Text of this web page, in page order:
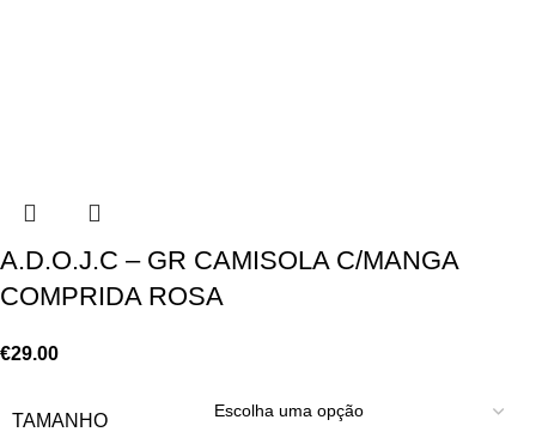
A.D.O.J.C – GR CAMISOLA C/MANGA
COMPRIDA ROSA
€29.00
TAMANHO